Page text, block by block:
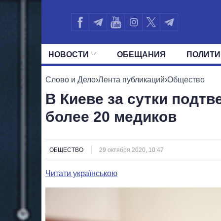
НОВОСТИ ОБЕЩАНИЯ
ВСЕ ПОЛИТИКИ ПРЕЗИДЕНТ И
Слово и Дело›Лента публикаций›Общество
В Киеве за сутки
более 20 медиков
ОБЩЕСТВО 29 октября 2020, 10:47
Читати українською